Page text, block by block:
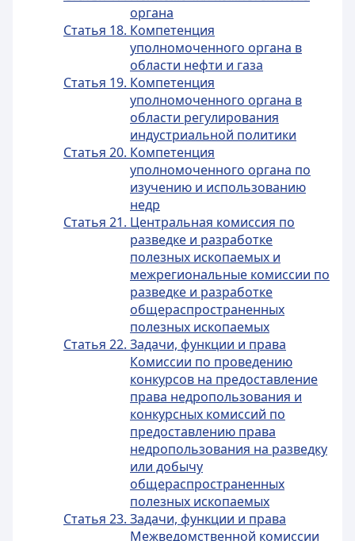
органа
Статья 18. Компетенция
уполномоченного органа в
области нефти и газа
Статья 19. Компетенция
уполномоченного органа в
области регулирования
индустриальной политики
Статья 20. Компетенция
уполномоченного органа по
изучению и использованию
недр
Статья 21. Центральная комиссия по
разведке и разработке
полезных ископаемых и
межрегиональные комиссии по
разведке и разработке
общераспространенных
полезных ископаемых
Статья 22. Задачи, функции и права
Комиссии по проведению
конкурсов на предоставление
права недропользования и
конкурсных комиссий по
предоставлению права
недропользования на разведку
или добычу
общераспространенных
полезных ископаемых
Статья 23. Задачи, функции и права
Межведомственной комиссии